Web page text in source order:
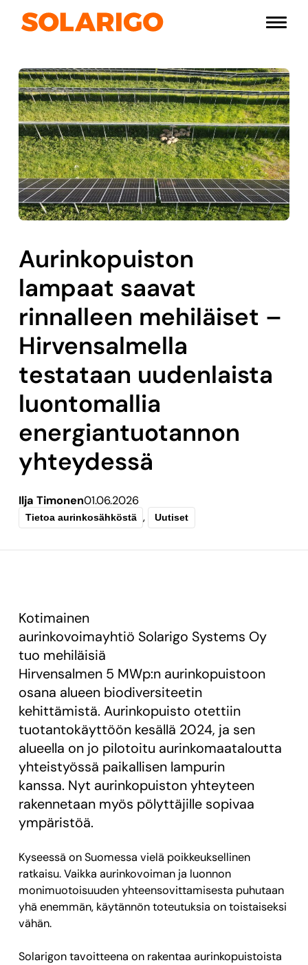
sisältöön
Solarigo
Aurinkopuiston
lampaat saavat
rinnalleen mehiläiset –
Hirvensalmella
testataan uudenlaista
luontomallia
energiantuotannon
yhteydessä
Ilja Timonen01.06.2026
Tietoa aurinkosähköstä , Uutiset
Kotimainen
aurinkovoimayhtiö Solarigo Systems Oy
tuo mehiläisiä
Hirvensalmen 5 MWp:n aurinkopuistoon
osana alueen biodiversiteetin
kehittämistä. Aurinkopuisto otettiin
tuotantokäyttöön kesällä 2024, ja sen
alueella on jo pilotoitu aurinkomaataloutta
yhteistyössä paikallisen lampurin
kanssa. Nyt aurinkopuiston yhteyteen
rakennetaan myös pölyttäjille sopivaa
ympäristöä.
Kyseessä on Suomessa vielä poikkeuksellinen
ratkaisu. Vaikka aurinkovoiman ja luonnon
monimuotoisuuden yhteensovittamisesta puhutaan
yhä enemmän, käytännön toteutuksia on toistaiseksi
vähän.
Solarigon tavoitteena on rakentaa aurinkopuistoista